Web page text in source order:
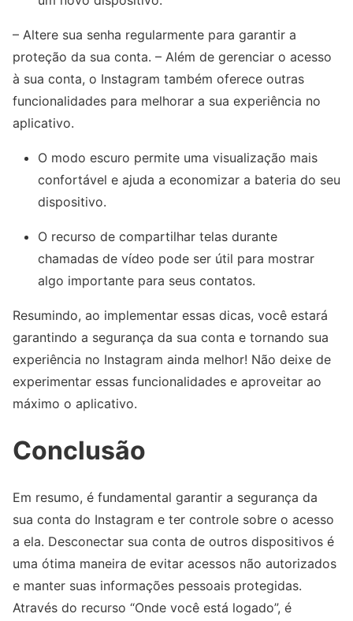
– Altere sua senha regularmente para garantir a
proteção da sua conta. – Além de gerenciar o acesso
à sua conta, o Instagram também oferece outras
funcionalidades para melhorar a sua experiência no
aplicativo.
O modo escuro permite uma visualização mais
confortável e ajuda a economizar a bateria do seu
dispositivo.
O recurso de compartilhar telas durante
chamadas de vídeo pode ser útil para mostrar
algo importante para seus contatos.
Resumindo, ao implementar essas dicas, você estará
garantindo a segurança da sua conta e tornando sua
experiência no Instagram ainda melhor! Não deixe de
experimentar essas funcionalidades e aproveitar ao
máximo o aplicativo.
Conclusão
Em resumo, é fundamental garantir a segurança da
sua conta do Instagram e ter controle sobre o acesso
a ela. Desconectar sua conta de outros dispositivos é
uma ótima maneira de evitar acessos não autorizados
e manter suas informações pessoais protegidas.
Através do recurso “Onde você está logado”, é